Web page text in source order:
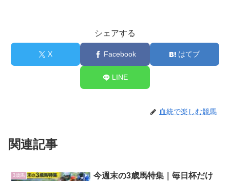
シェアする
X Facebook はてブ
LINE
血統で楽しむ競馬
関連記事
3歳馬
今週末の3歳馬特集｜毎日杯だけ